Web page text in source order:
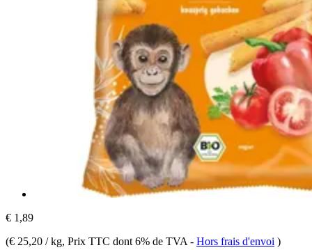
€ 1,89
(€ 25,20 / kg, Prix TTC dont 6% de TVA - Hors frais d'envoi )